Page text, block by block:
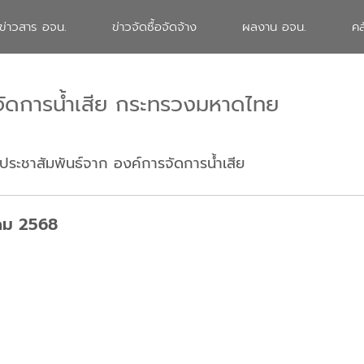
ข่าวสาร อจน. ข่าวจัดซื้อจัดจ้าง ผลงาน อจน. ค
การน้ำเสีย กระทรวงมหาดไทย
ระชาสัมพันธ์จาก องค์การจัดการน้ำเสีย
ม 2568